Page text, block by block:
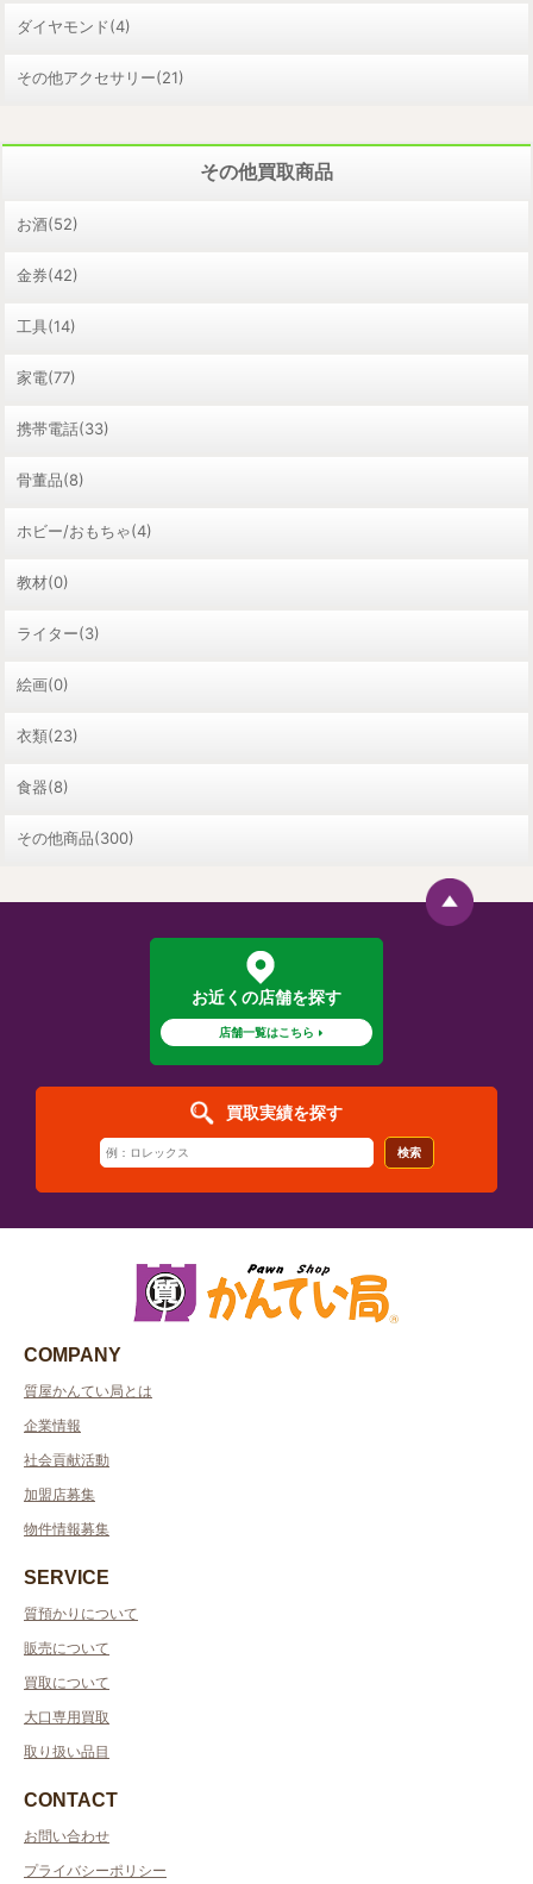
ダイヤモンド(4)
その他アクセサリー(21)
その他買取商品
お酒(52)
金券(42)
工具(14)
家電(77)
携帯電話(33)
骨董品(8)
ホビー/おもちゃ(4)
教材(0)
ライター(3)
絵画(0)
衣類(23)
食器(8)
その他商品(300)
お近くの店舗を探す
店舗一覧はこちら
買取実績を探す
検索
COMPANY
質屋かんてい局とは
企業情報
社会貢献活動
加盟店募集
物件情報募集
SERVICE
質預かりについて
販売について
買取について
大口専用買取
取り扱い品目
CONTACT
お問い合わせ
プライバシーポリシー